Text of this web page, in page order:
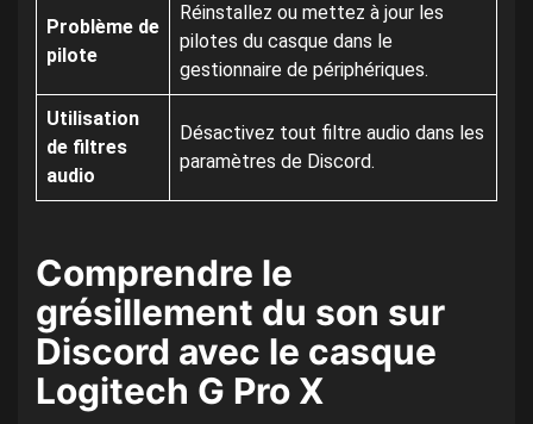
Problème de
pilote
Réinstallez ou mettez à jour les
pilotes du casque dans le
gestionnaire de périphériques.
Utilisation
de filtres
audio
Désactivez tout filtre audio dans les
paramètres de Discord.
Comprendre le
grésillement du son sur
Discord avec le casque
Logitech G Pro X